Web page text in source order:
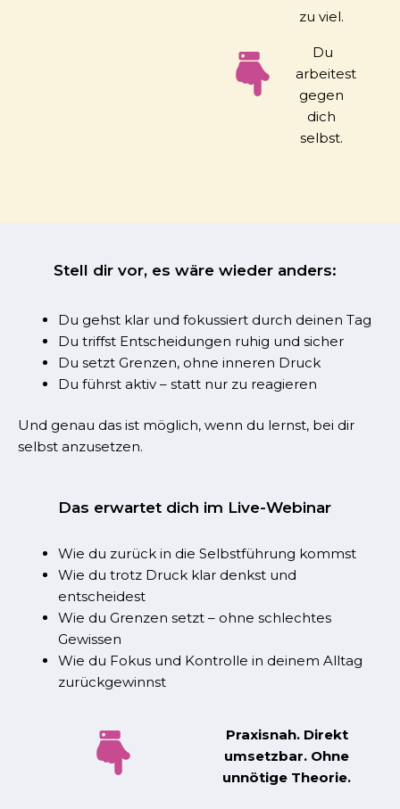
zu viel.
Du
arbeitest
gegen
dich
selbst.
Stell dir vor, es wäre wieder anders:
Du gehst klar und fokussiert durch deinen Tag
Du triffst Entscheidungen ruhig und sicher
Du setzt Grenzen, ohne inneren Druck
Du führst aktiv – statt nur zu reagieren
Und genau das ist möglich, wenn du lernst, bei dir
selbst anzusetzen.
Das erwartet dich im Live-Webinar
Wie du zurück in die Selbstführung kommst
Wie du trotz Druck klar denkst und
entscheidest
Wie du Grenzen setzt – ohne schlechtes
Gewissen
Wie du Fokus und Kontrolle in deinem Alltag
zurückgewinnst
Praxisnah. Direkt
umsetzbar. Ohne
unnötige Theorie.